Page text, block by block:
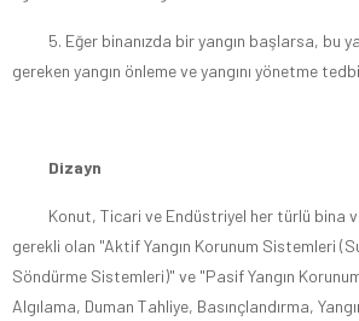
5. Eğer binanızda bir yangın başlarsa, bu
gereken yangın önleme ve yangını yönetme
Dizayn
Konut, Ticari ve Endüstriyel her türlü bina
gerekli olan "Aktif Yangın Korunum Sistemleri
Söndürme Sistemleri)" ve "Pasif Yangın
Algılama, Duman Tahliye, Basınçlandırma,